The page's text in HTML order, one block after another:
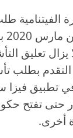
الفيتنامية
يزال تعليق
بطلب
تطبيق فيزا
حتى تفتح
أخرى.